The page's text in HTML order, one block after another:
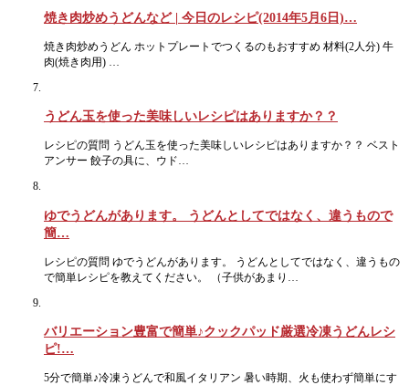
焼き肉炒めうどんなど | 今日のレシピ(2014年5月6日)…
焼き肉炒めうどん ホットプレートでつくるのもおすすめ 材料(2人分) 牛
肉(焼き肉用) …
うどん玉を使った美味しいレシピはありますか？？
レシピの質問 うどん玉を使った美味しいレシピはありますか？？ ベスト
アンサー 餃子の具に、ウド…
ゆでうどんがあります。 うどんとしてではなく、違うもので
簡…
レシピの質問 ゆでうどんがあります。 うどんとしてではなく、違うもの
で簡単レシピを教えてください。 （子供があまり…
バリエーション豊富で簡単♪クックパッド厳選冷凍うどんレシ
ピ!…
5分で簡単♪冷凍うどんで和風イタリアン 暑い時期、火も使わず簡単にす